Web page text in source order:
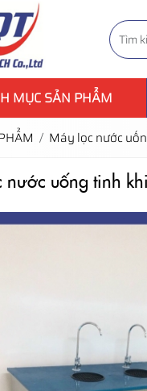
MỤC SẢN PHẨM
Máy lọc nước
nước uống tinh